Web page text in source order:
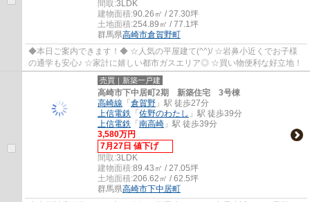
間取:3LDK
建物面積:90.26㎡ / 27.30坪
土地面積:254.89㎡ / 77.1坪
群馬県高崎市倉賀野町
◆本日ご案内できます！◆ ☆人気の平屋建て(^^)/ ☆岩鼻小近くでお子様
の通学も安心♪ ☆家計に嬉しい都市ガスエリア◎ ☆買い物便利な好立地！
売買｜新築一戸建
高崎市下中居町2期 新築住宅 3号棟
高崎線 「 倉賀野 」駅 徒歩27分
上信電鉄 「 佐野のわたし 」駅 徒歩39分
上信電鉄 「 南高崎 」駅 徒歩39分
3,580万円
7月27日 値下げ
間取:3LDK
建物面積:89.43㎡ / 27.05坪
土地面積:206.62㎡ / 62.5坪
群馬県高崎市下中居町